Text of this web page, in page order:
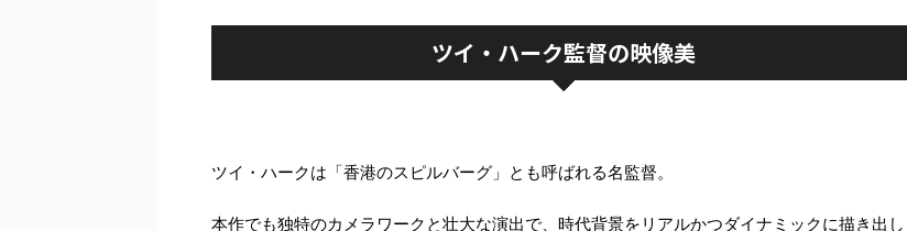
ツイ・ハーク監督の映像美
ツイ・ハークは「香港のスピルバーグ」とも呼ばれる名監督。
本作でも独特のカメラワークと壮大な演出で、時代背景をリアルかつダイナミックに描き出し